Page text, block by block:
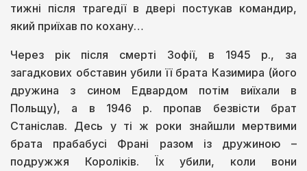
тижні після трагедії в двері постукав командир,
який приїхав по кохану…
Через рік після смерті Зофії, в 1945 р., за
загадкових обставин убили її брата Казимира (його
дружина з сином Едвардом потім виїхали в
Польщу), а в 1946 р. пропав безвісти брат
Станіслав. Десь у ті ж роки знайшли мертвими
брата прабабусі Франі разом із дружиною –
подружжя Короліків. Їх убили, коли вони